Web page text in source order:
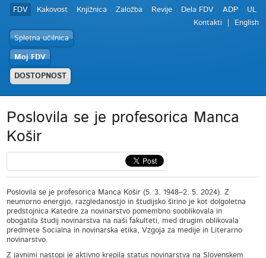
FDV Kakovost Knjižnica Založba Revije Dela FDV ADP
UL
Kontakti
English
Spletna učilnica
Moj FDV
DOSTOPNOST
Poslovila se je profesorica Manca
Košir
Poslovila se je profesorica Manca Košir (5. 3. 1948–2. 5. 2024). Z
neumorno energijo, razgledanostjo in študijsko širino je kot dolgoletna
predstojnica Katedre za novinarstvo pomembno sooblikovala in
obogatila študij novinarstva na naši fakulteti, med drugim oblikovala
predmete Socialna in novinarska etika, Vzgoja za medije in Literarno
novinarstvo.
Z javnimi nastopi je aktivno krepila status novinarstva na Slovenskem